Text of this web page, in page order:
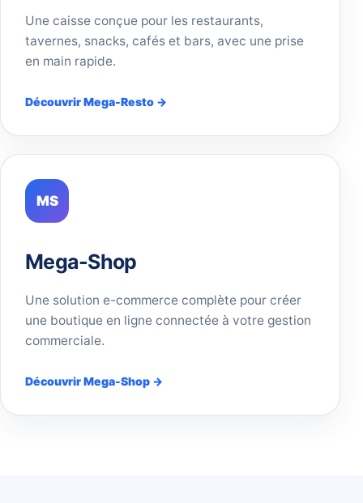
Une caisse conçue pour les restaurants,
tavernes, snacks, cafés et bars, avec une prise
en main rapide.
Découvrir Mega-Resto →
MS
Mega-Shop
Une solution e-commerce complète pour créer
une boutique en ligne connectée à votre gestion
commerciale.
Découvrir Mega-Shop →